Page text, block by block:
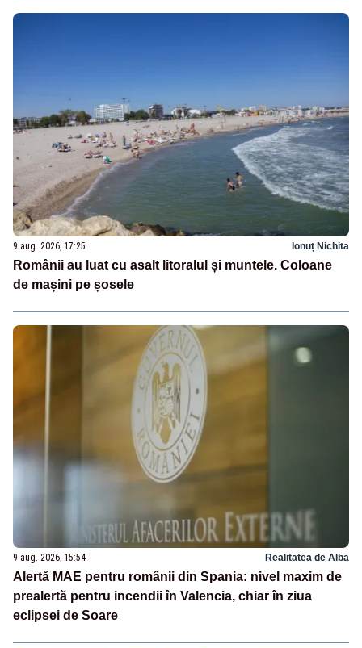
9 aug. 2026, 17:25 Ionuț Nichita
Românii au luat cu asalt litoralul și muntele. Coloane
de mașini pe șosele
9 aug. 2026, 15:54 Realitatea de Alba
Alertă MAE pentru românii din Spania: nivel maxim de
prealertă pentru incendii în Valencia, chiar în ziua
eclipsei de Soare